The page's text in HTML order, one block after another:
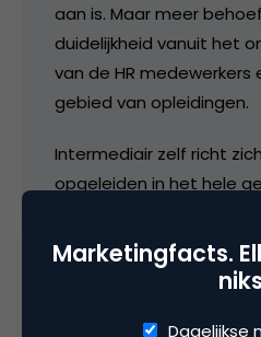
aan is. Maar meer
duidelijkheid vanuit het
van de HR
gebied van opleidingen.
Intermediair zelf richt
opgeleiden in het hele
recruitment branche.
(met Orientatie Nieuws)
nieuwsbrief (met als
Marketingfacts.
Dagelijkse